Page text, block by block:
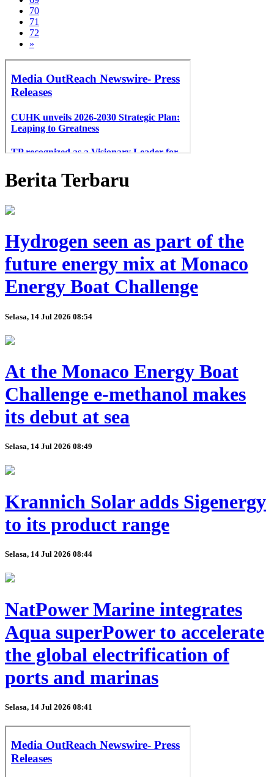
70
71
72
»
Berita Terbaru
Hydrogen seen as part of the
future energy mix at Monaco
Energy Boat Challenge
Selasa, 14 Jul 2026 08:54
At the Monaco Energy Boat
Challenge e-methanol makes
its debut at sea
Selasa, 14 Jul 2026 08:49
Krannich Solar adds Sigenergy
to its product range
Selasa, 14 Jul 2026 08:44
NatPower Marine integrates
Aqua superPower to accelerate
the global electrification of
ports and marinas
Selasa, 14 Jul 2026 08:41